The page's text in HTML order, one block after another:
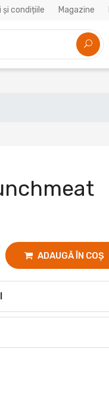
și condițiile Magazine
ADAUGĂ ÎN COȘ